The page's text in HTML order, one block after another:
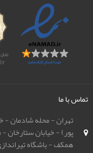
تماس با ما
تهران - محله شادمان -
پور) - خیابان ستارخان
همکف - باشگاه